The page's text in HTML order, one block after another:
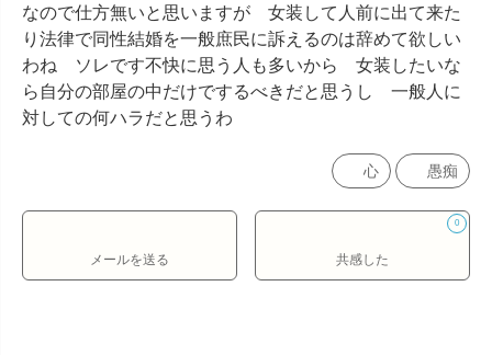
なので仕方無いと思いますが　女装して人前に出て来た
り法律で同性結婚を一般庶民に訴えるのは辞めて欲しい
わね　ソレです不快に思う人も多いから　女装したいな
ら自分の部屋の中だけでするべきだと思うし　一般人に
対しての何ハラだと思うわ
心 愚痴
メールを送る
0
共感した